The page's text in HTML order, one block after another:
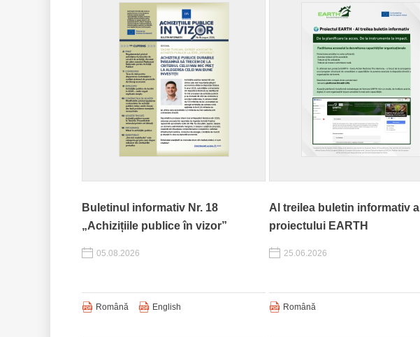
Buletinul informativ Nr. 18
„Achizițiile publice în vizor”
05.08.2026
Română English
Al treilea buletin informativ al
proiectului EARTH
25.06.2026
Română